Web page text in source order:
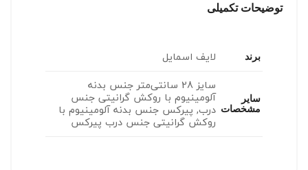
توضیحات تکمیلی
برند لایف اسمایل
سایر
مشخصات
سایز 28 سانتی‌متر جنس بدنه
آلومینیوم با روکش گرانیتی جنس
درب, پیرکس جنس بدنه آلومینیوم با
روکش گرانیتی جنس درب پیرکس